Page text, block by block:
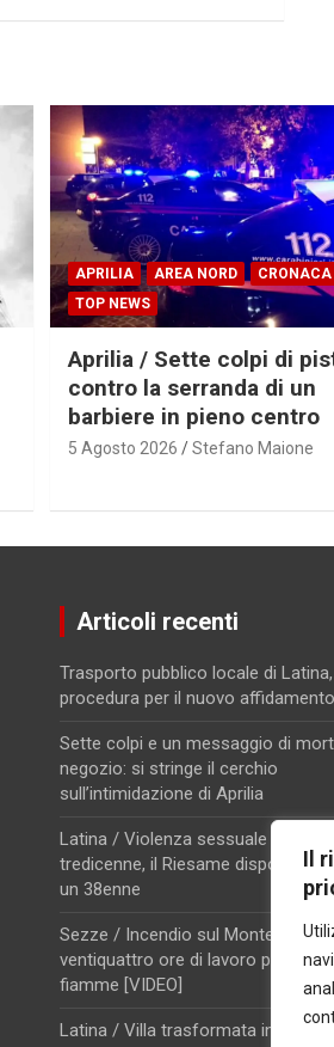
Il
APRILIA AREA NORD
CRONACA
TOP NEWS
Aprilia / Sette colpi di
contro la serranda di un
barbiere in pieno centro
5 Agosto 2026 Stefano Maione
Articoli recenti
Trasporto pubblico locale di
procedura per il nuovo affidamento
Sette colpi e un messaggio di
negozio: si stringe il cerchio
sull’intimidazione di Aprilia
Latina / Violenza sessuale su una
tredicenne, il Riesame dispone il
un 38enne
Sezze / Incendio sul Monte Trevi,
ventiquattro ore di lavoro per
fiamme [VIDEO]
Latina / Villa trasformata in